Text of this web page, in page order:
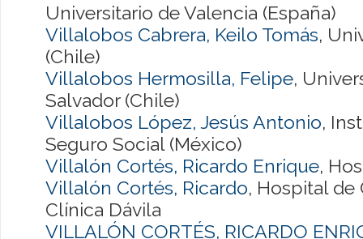
Universitario de Valencia (España)
Villalobos Cabrera, Keilo Tomás,
(Chile)
Villalobos Hermosilla, Felipe,
Salvador (Chile)
Villalobos López, Jesús Antonio,
Seguro Social (México)
Villalón Cortés, Ricardo Enrique,
Villalón Cortés, Ricardo, Hospital de
Clínica Dávila
VILLALÓN CORTÉS, RICARDO